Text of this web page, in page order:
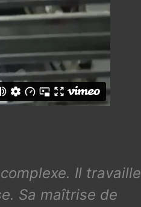
Il travaille
Sa maîtrise de